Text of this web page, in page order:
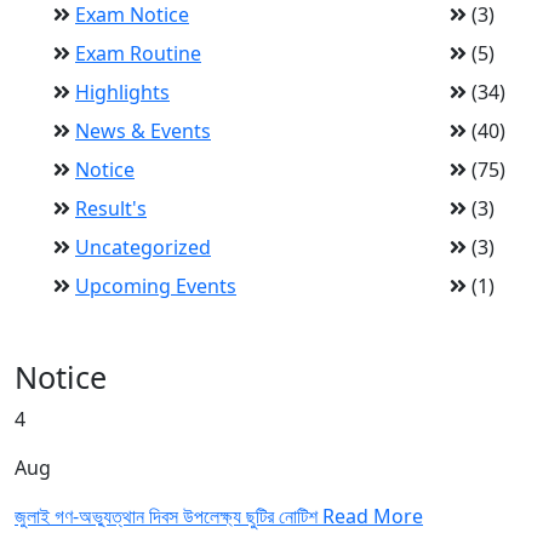
Exam Notice
(3)
Exam Routine
(5)
Highlights
(34)
News & Events
(40)
Notice
(75)
Result's
(3)
Uncategorized
(3)
Upcoming Events
(1)
Notice
4
Aug
জুলাই গণ-অভ্যুত্থান দিবস উপলেক্ষ্য ছুটির নোটিশRead More